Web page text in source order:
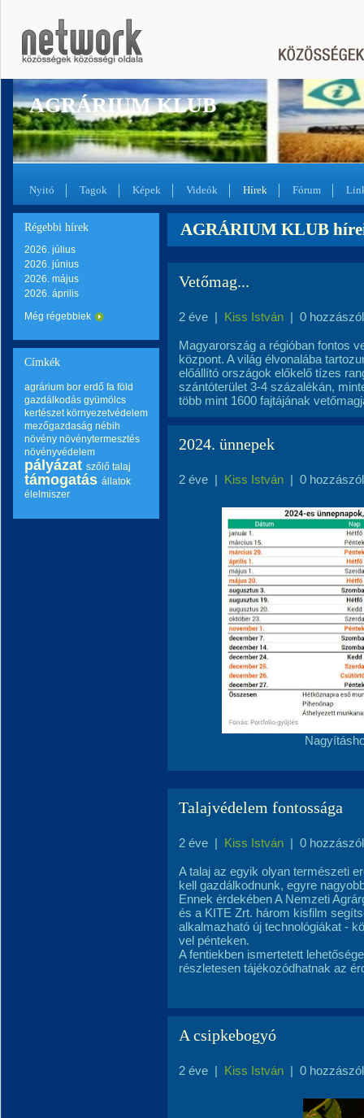
AGRÁRIUM KLUB
Nyitó Tagok Képek Videók Hírek Fórum
Régebbi hírek
2026. július
2026. június
2026. május
2026. április
Még régebbiek
Címkék
agrárium bor erdő fa föld
gazdálkodás gyümölcs
kertészet környezetvédelem
mezőgazdaság nébih
növény növénytermesztés
növényvédelem
pályázat szőlő talaj
támogatás állatok
élelmiszer
AGRÁRIUM KLUB
Vetőmag...
2 éve | Kiss István | 0
Magyarország a régióban fontos
központ. A világ élvonalába
előállító országok előkelő tízes
szántóterület 3-4 százalékán,
több mint 1600 fajtájának
2024. ünnepek
2 éve | Kiss István | 0
Talajvédelem fontossága
2 éve | Kiss István | 0
A talaj az egyik olyan természeti
kell gazdálkodnunk, egyre
Ennek érdekében A Nemzeti
és a KITE Zrt. három kisfilm
alkalmazható új technológiákat -
vel pénteken.
A fentiekben ismertetett
részletesen tájékozódhatnak az
A csipkebogyó
2 éve | Kiss István | 0